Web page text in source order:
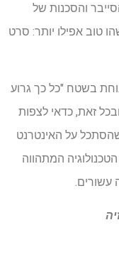
והסכנות של
טוב אפילו יותר: סרט
בשטח "כל כך גרוע
זאת, כדאי לצפות
על האינטרנט
תגיע הטכנולוגיה המתהווה
עשורים.